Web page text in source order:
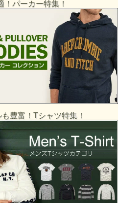
パーカー特集！
豊富！Tシャツ特集！